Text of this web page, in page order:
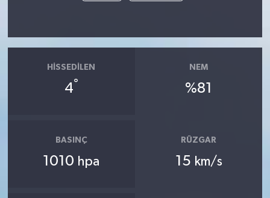
HISSEDILEN
4°
NEM
%81
BASINÇ
1010 hpa
RÜZGAR
15 km/s